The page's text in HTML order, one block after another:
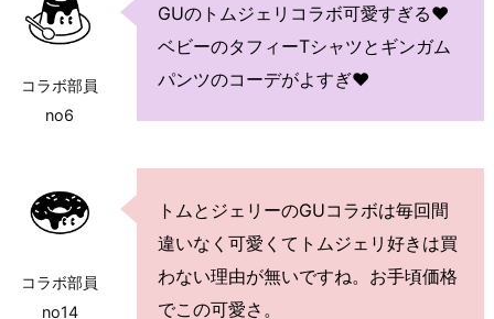
コラボ部員
no6
GUのトムジェリコラボ可愛すぎる♥
ベビーのタフィーTシャツとギンガム
パンツのコーデがよすぎ♥
コラボ部員
no14
トムとジェリーのGUコラボは毎回間
違いなく可愛くてトムジェリ好きは買
わない理由が無いですね。お手頃価格
でこの可愛さ。